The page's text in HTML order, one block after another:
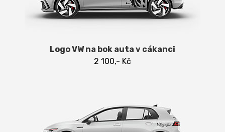
Logo VW na bok auta v cákanci
2 100,- Kč